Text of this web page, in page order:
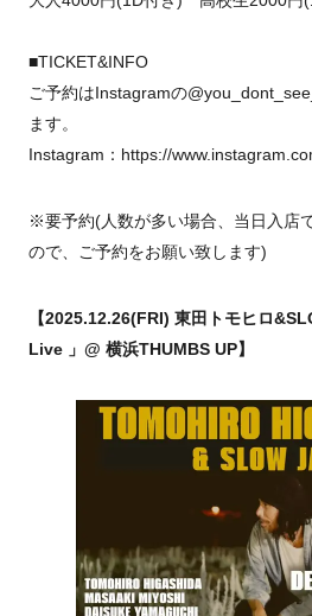
■TICKET&INFO
ご予約はInstagramの
ます。
Instagram：https://
※要予約(人数が多い場合、当日入店
ので、ご予約をお願い致します)
【2025.12.26(FRI) 東田トモヒロ
Live 」@ 横浜THUMBS UP】